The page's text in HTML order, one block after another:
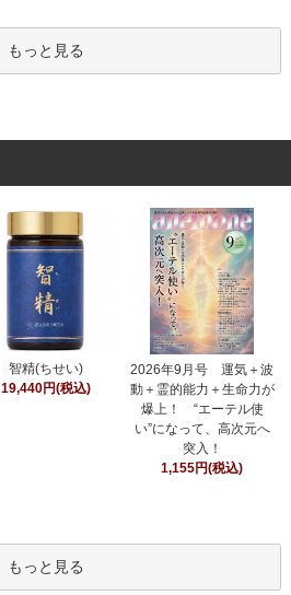
もっと見る
智精(ちせい)
19,440円(税込)
2026年9月号 運気＋波
動＋霊的能力＋生命力が
爆上！ “エーテル使
い”になって、高次元へ
突入！
1,155円(税込)
もっと見る